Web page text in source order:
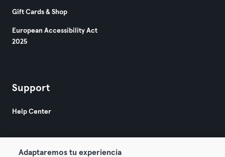
Gift Cards & Shop
European Accessibility Act
2025
Support
Help Center
Adaptaremos tu experiencia